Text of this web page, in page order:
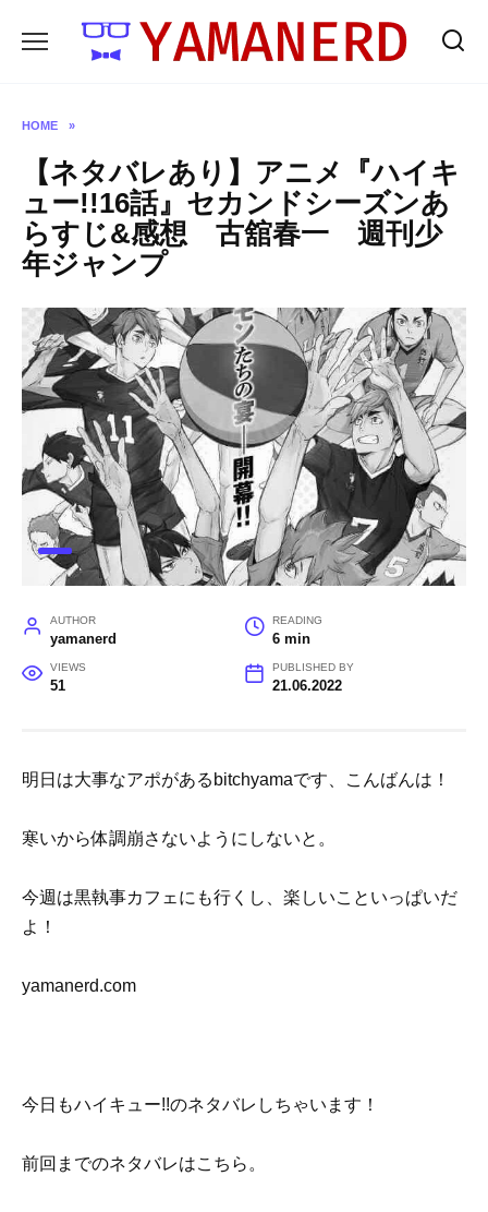
HOME »
【ネタバレあり】アニメ『ハイキ
ュー!!16話』セカンドシーズンあ
らすじ&感想 古舘春一 週刊少
年ジャンプ
AUTHOR
yamanerd
READING
6 min
VIEWS
51
PUBLISHED BY
21.06.2022
明日は大事なアポがあるbitchyamaです、こんばんは！
寒いから体調崩さないようにしないと。
今週は黒執事カフェにも行くし、楽しいこといっぱいだ
よ！
yamanerd.com
今日もハイキュー!!のネタバレしちゃいます！
前回までのネタバレはこちら。